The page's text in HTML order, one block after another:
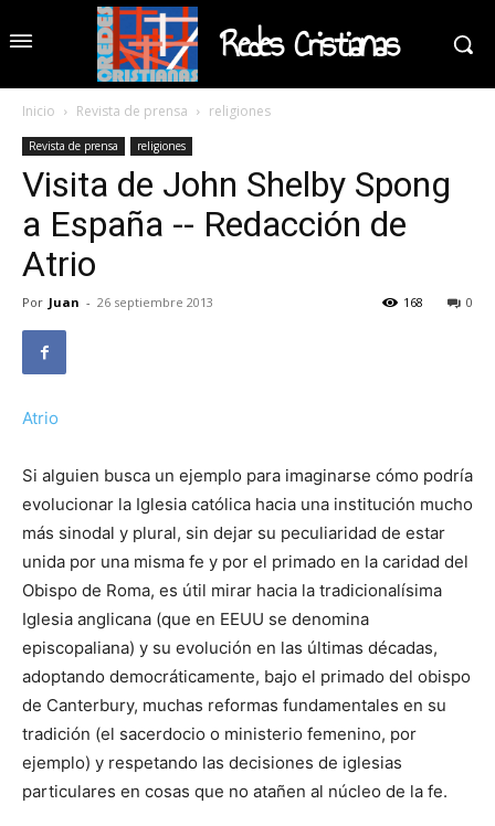
Redes Cristianas
Inicio Revista de prensa religiones
Revista de prensa religiones
Visita de John Shelby Spong
a España -- Redacción de
Atrio
Por Juan - 26 septiembre 2013 0
168
Atrio
Si alguien busca un ejemplo para imaginarse cómo podría
evolucionar la Iglesia católica hacia una institución mucho
más sinodal y plural, sin dejar su peculiaridad de estar
unida por una misma fe y por el primado en la caridad del
Obispo de Roma, es útil mirar hacia la tradicionalísima
Iglesia anglicana (que en EEUU se denomina
episcopaliana) y su evolución en las últimas décadas,
adoptando democráticamente, bajo el primado del obispo
de Canterbury, muchas reformas fundamentales en su
tradición (el sacerdocio o ministerio femenino, por
ejemplo) y respetando las decisiones de iglesias
particulares en cosas que no atañen al núcleo de la fe.